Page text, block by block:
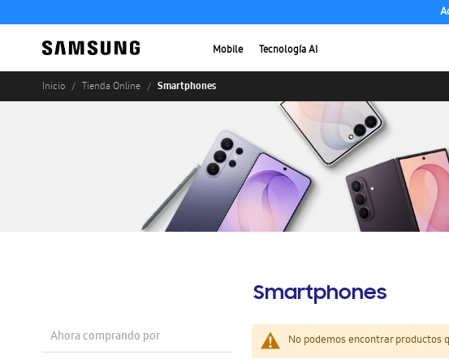
Mobile Tecnología AI
Inicio Tienda Online Smartphones
Smartphones
No podemos encontrar productos
Ahora comprando por